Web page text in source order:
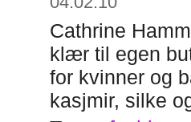
Cathrine
klær til egen
for kvinner og
kasjmir, silke